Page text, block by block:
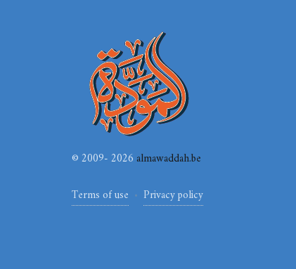
© 2009- 2026almawaddah.be
Terms of use
Privacy policy